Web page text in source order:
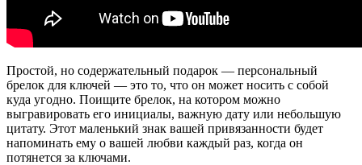
Простой, но содержательный подарок — персональный
брелок для ключей — это то, что он может носить с собой
куда угодно. Поищите брелок, на котором можно
выгравировать его инициалы, важную дату или небольшую
цитату. Этот маленький знак вашей привязанности будет
напоминать ему о вашей любви каждый раз, когда он
потянется за ключами.